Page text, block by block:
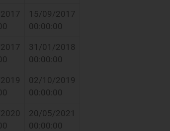
15/09/2017
00:00:00
31/01/2018
00:00:00
02/10/2019
00:00:00
20/05/2021
00:00:00